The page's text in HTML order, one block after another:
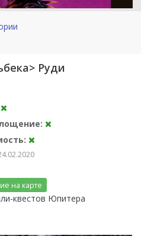
Руди
на карте
квестов Юпитера